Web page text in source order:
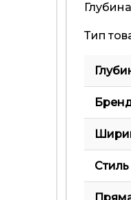
Тип
Стиль